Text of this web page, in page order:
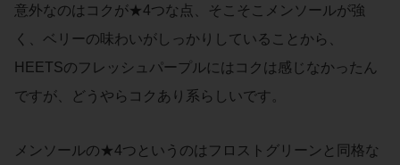
意外なのはコクが★4つな点、そこそこメンソールが強
く、ベリーの味わいがしっかりしていることから、
HEETSのフレッシュパープルにはコクは感じなかったん
ですが、どうやらコクあり系らしいです。
メンソールの★4つというのはフロストグリーンと同格な